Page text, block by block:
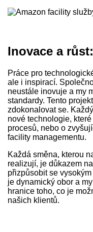
Inovace a
Práce pro
ale i inspirací.
neustále inovuje a my
standardy. Tento
zdokonalovat se.
nové technologie,
procesů, nebo o
facility managementu.
Každá směna, kterou
realizují, je důkazem
přizpůsobit se
je dynamický obor a
hranice toho, co je
našich klientů.